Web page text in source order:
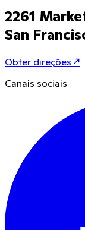
2261
San
Obter direções ↗
Canais sociais